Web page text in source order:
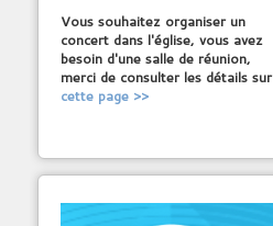
Vous souhaitez organiser un
concert dans l'église, vous avez
besoin d'une salle de réunion,
merci de consulter les détails sur
cette page >>